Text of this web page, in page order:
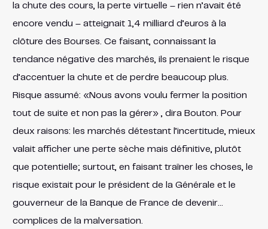
la chute des cours, la perte virtuelle – rien n’avait été
encore vendu – atteignait 1,4 milliard d’euros à la
clôture des Bourses. Ce faisant, connaissant la
tendance négative des marchés, ils prenaient le risque
d’accentuer la chute et de perdre beaucoup plus.
Risque assumé: «Nous avons voulu fermer la position
tout de suite et non pas la gérer» , dira Bouton. Pour
deux raisons: les marchés détestant l’incertitude, mieux
valait afficher une perte sèche mais définitive, plutôt
que potentielle; surtout, en faisant traîner les choses, le
risque existait pour le président de la Générale et le
gouverneur de la Banque de France de devenir…
complices de la malversation.